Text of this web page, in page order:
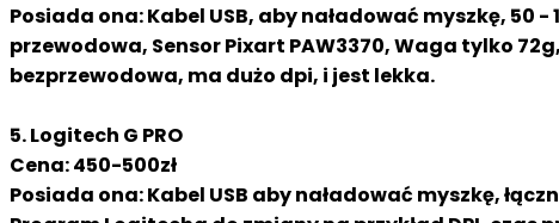
Posiada ona: Kabel USB, aby naładować myszkę, 50
przewodowa, Sensor Pixart PAW3370, Waga tylko
bezprzewodowa, ma dużo dpi, i jest lekka.
5. Logitech G PRO
Cena: 450-500zł
Posiada ona: Kabel USB aby naładować myszkę,